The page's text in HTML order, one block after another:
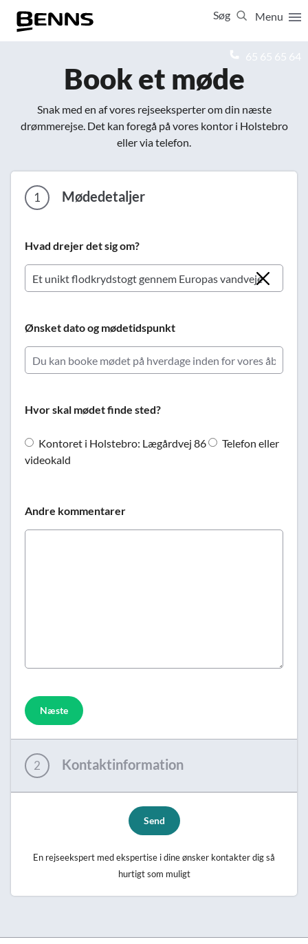
Menu
Søg
65 65 65 64
Book et møde
Snak med en af vores rejseeksperter om din næste
drømmerejse. Det kan foregå på vores kontor i Holstebro
eller via telefon.
1 Mødedetaljer
Hvad drejer det sig om?
Ønsket dato og mødetidspunkt
Hvor skal mødet finde sted?
Kontoret i Holstebro: Lægårdvej 86
Telefon eller
videokald
Andre kommentarer
Næste
2 Kontaktinformation
Send
En rejseekspert med ekspertise i dine ønsker kontakter dig så
hurtigt som muligt
Luk
Firma- og temarejser